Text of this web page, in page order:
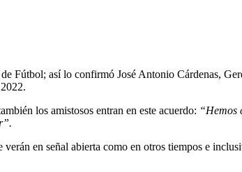
Fútbol; así lo confirmó José Antonio Cárdenas,
los amistosos entran en este acuerdo: “Hemos
en señal abierta como en otros tiempos e